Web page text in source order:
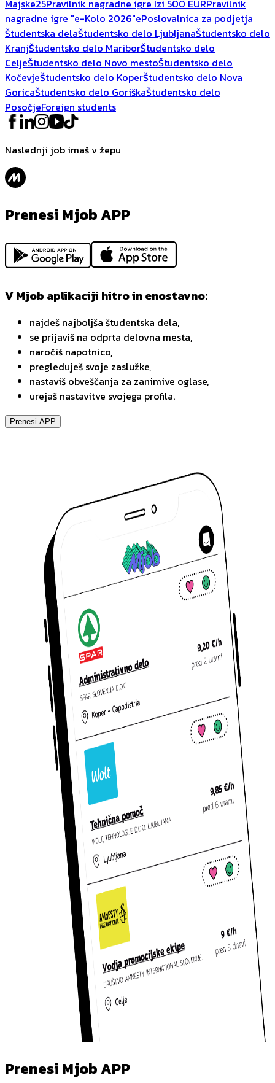
Majske25Pravilnik nagradne igre Izi 500 EURPravilnik
nagradne igre "e-Kolo 2026"ePoslovalnica za podjetja
Študentska delaŠtudentsko delo LjubljanaŠtudentsko delo
KranjŠtudentsko delo MariborŠtudentsko delo
CeljeŠtudentsko delo Novo mestoŠtudentsko delo
KočevjeŠtudentsko delo KoperŠtudentsko delo Nova
GoricaŠtudentsko delo GoriškaŠtudentsko delo
PosočjeForeign students
Naslednji job imaš v žepu
Prenesi Mjob APP
V Mjob aplikaciji hitro in enostavno:
najdeš najboljša študentska dela,
se prijaviš na odprta delovna mesta,
naročiš napotnico,
pregleduješ svoje zaslužke,
nastaviš obveščanja za zanimive oglase,
urejaš nastavitve svojega profila.
Prenesi APP
Prenesi Mjob APP